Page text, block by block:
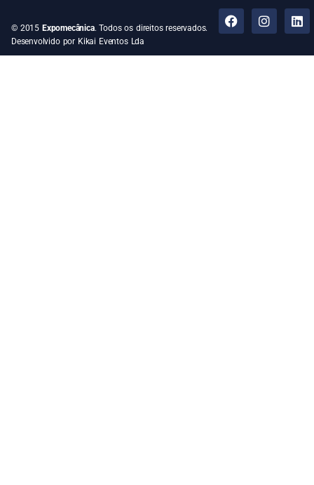
© 2015 Expomecânica. Todos os direitos reservados.
Desenvolvido por Kikai Eventos Lda